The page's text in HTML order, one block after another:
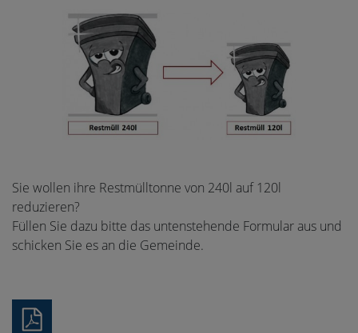
Sie wollen ihre Restmülltonne von 240l auf 120l
reduzieren?
Füllen Sie dazu bitte das untenstehende Formular aus und
schicken Sie es an die Gemeinde.